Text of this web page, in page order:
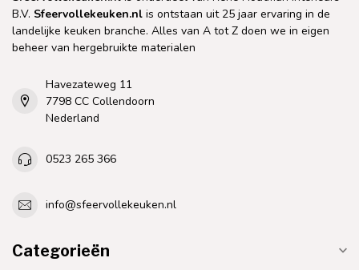
B.V. Sfeervollekeuken.nl is ontstaan uit 25 jaar ervaring in de
landelijke keuken branche. Alles van A tot Z doen we in eigen
beheer van hergebruikte materialen
Havezateweg 11
7798 CC Collendoorn
Nederland
0523 265 366
info@sfeervollekeuken.nl
Categorieën